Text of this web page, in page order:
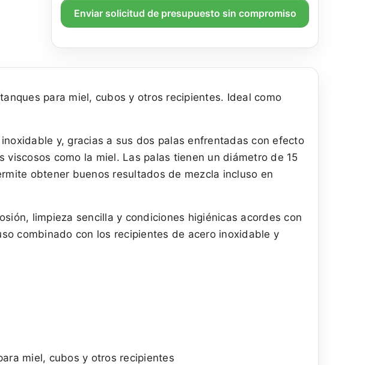
Enviar solicitud de presupuesto sin compromiso
para miel, cubos y otros recipientes. Ideal como
y, gracias a sus dos palas enfrentadas con efecto
como la miel. Las palas tienen un diámetro de 15
obtener buenos resultados de mezcla incluso en
limpieza sencilla y condiciones higiénicas acordes con
combinado con los recipientes de acero inoxidable y
miel, cubos y otros recipientes